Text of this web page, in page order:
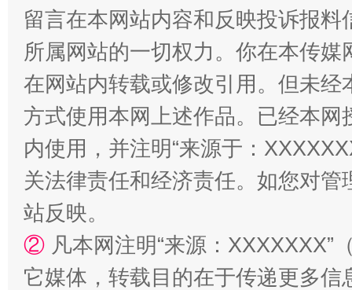
解纷+调解+退费，一次搞定
站台名比不上好声名
留言在本网站内容和反映投诉报
所属网站的一切权力。你在本传
在网站内转载或修改引用。但未
方式使用本网上述作品。已经本
内使用，并注明“来源于：
关法律责任和经济责任。如您对
站反映。
② 凡本网注明“来源：
它媒体，转载目的在于传递更多